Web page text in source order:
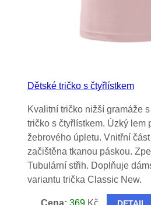
Dětské tričko s čtyřlístkem
Kvalitní tričko nižší gramáže
tričko s čtyřlístkem. Úzký lem
žebrového úpletu. Vnitřní
začištěna tkanou páskou.
Tubulární střih. Doplňuje
variantu trička Classic New.
Cena: 369Kč DETAIL